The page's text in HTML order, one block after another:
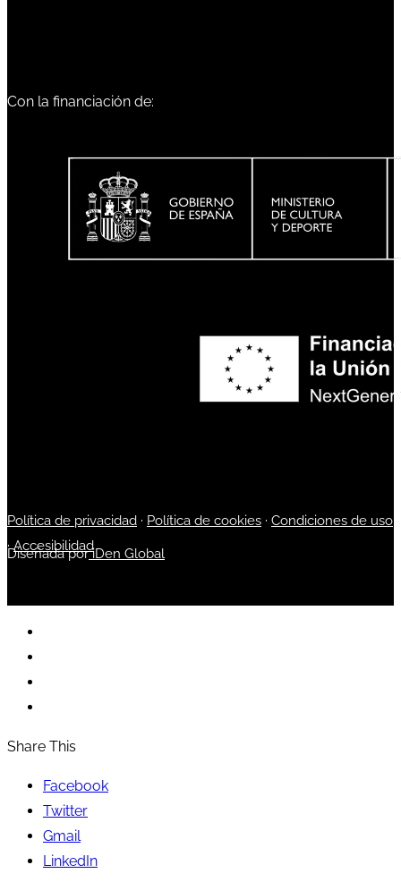
Con la financiación de:
Política de privacidad · Política de cookies · Condiciones de uso
·Accesibilidad
Diseñada poriDen Global
Share This
Facebook
Twitter
Gmail
LinkedIn